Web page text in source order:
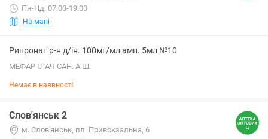
Пн-Нд: 07:00-19:00
На мапі
Рипронат р-н д/ін. 100мг/мл амп. 5мл №10
МЕФАР ІЛАЧ САН. А.Ш.
Немає в наявності
Слов'янськ 2
м. Слов'янськ, пл. Привокзальна, 6